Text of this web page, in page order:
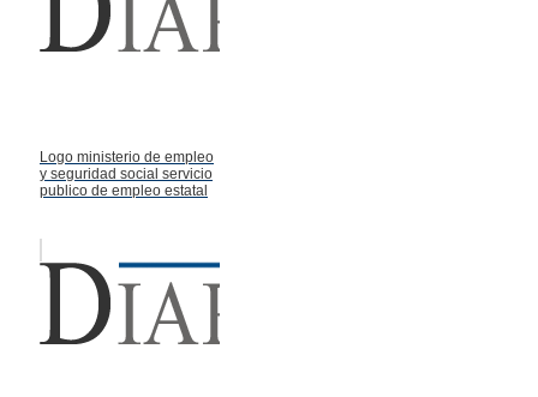
Logo ministerio de empleo
y seguridad social servicio
publico de empleo estatal